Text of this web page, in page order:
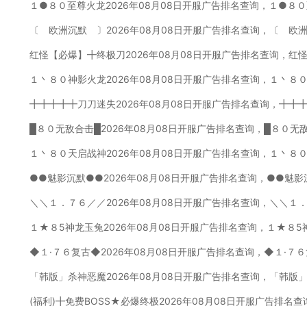
１●８０至尊火龙2026年08月08日开服广告排名查询，１●８
〔 欧洲沉默 〕2026年08月08日开服广告排名查询，〔 欧
红怪【必爆】╋终极刀2026年08月08日开服广告排名查询，红
１丶８０神影火龙2026年08月08日开服广告排名查询，１丶８
╋╋╋╋╋刀刀迷失2026年08月08日开服广告排名查询，
█８０无敌合击█2026年08月08日开服广告排名查询，█８０无
１丶８０天启战神2026年08月08日开服广告排名查询，１丶８
●●魅影沉默●●2026年08月08日开服广告排名查询，●●魅影
＼＼１．７６／／2026年08月08日开服广告排名查询，＼＼１
１★８5神龙玉兔2026年08月08日开服广告排名查询，１★８5
◆１·７６复古◆2026年08月08日开服广告排名查询，◆１·７
「韩版」杀神恶魔2026年08月08日开服广告排名查询，「韩版
(福利)╋免费BOSS★必爆终极2026年08月08日开服广告排名